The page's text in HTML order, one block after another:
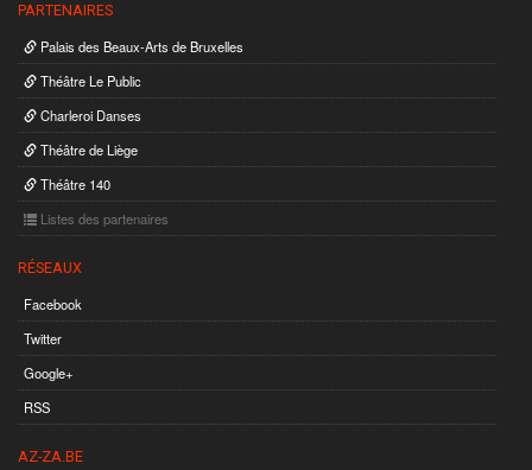
PARTENAIRES
Palais des Beaux-Arts de Bruxelles
Théâtre Le Public
Charleroi Danses
Théâtre de Liège
Théâtre 140
Listes des partenaires
RÉSEAUX
Facebook
Twitter
Google+
RSS
AZ-ZA.BE